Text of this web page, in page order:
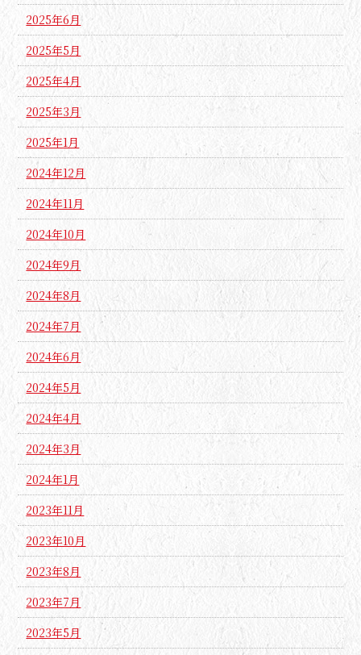
2025年6月
2025年5月
2025年4月
2025年3月
2025年1月
2024年12月
2024年11月
2024年10月
2024年9月
2024年8月
2024年7月
2024年6月
2024年5月
2024年4月
2024年3月
2024年1月
2023年11月
2023年10月
2023年8月
2023年7月
2023年5月